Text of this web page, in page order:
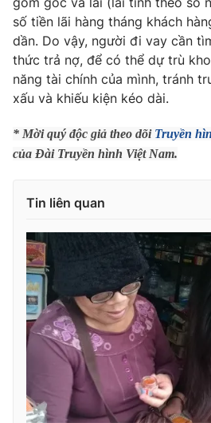
số tiền lãi hàng tháng khách
dần. Do vậy, người đi vay cần
thức trả nợ, để có thể dự trù
năng tài chính của mình, tránh
xấu và khiếu kiện kéo dài.
* Mời quý độc giả theo dõi Truyền
của Đài Truyền hình Việt Nam.
Tin liên quan